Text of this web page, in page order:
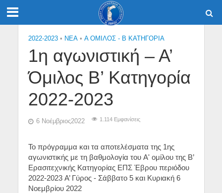
2022-2023 • NEA • Α ΟΜΙΛΟΣ - Β ΚΑΤΗΓΟΡΙΑ
1η αγωνιστική – Α’
Όμιλος Β’ Κατηγορία
2022-2023
6 Νοέμβριος2022 1.114 Εμφανίσεις
Το πρόγραμμα και τα αποτελέσματα της 1ης
αγωνιστικής με τη βαθμολογία του A' ομίλου της Β’
Ερασιτεχνικής Κατηγορίας ΕΠΣ Έβρου περιόδου
2022-2023 A’ Γύρος - Σάββατο 5 και Κυριακή 6
Νοεμβρίου 2022